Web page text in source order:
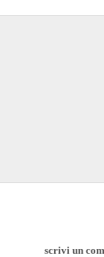
scrivi un